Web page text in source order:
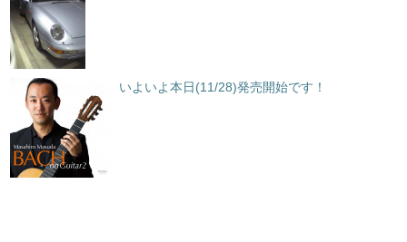
いよいよ本日(11/28)発売開始です！